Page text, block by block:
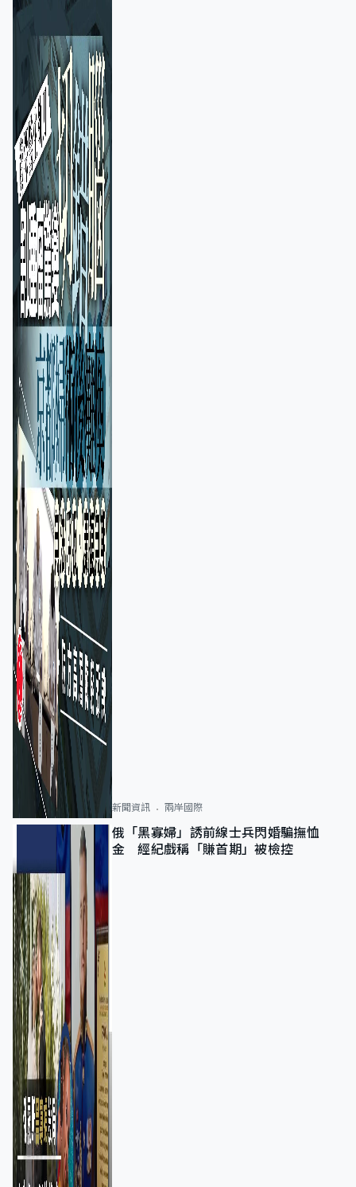
新聞資訊 兩岸國際
俄「黑寡婦」誘前線士兵閃婚騙撫恤
金 經紀戲稱「賺首期」被檢控